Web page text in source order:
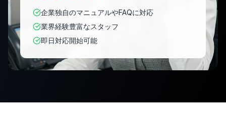
企業独自のマニュアルやFAQに対応
業界経験豊富なスタッフ
即日対応開始可能